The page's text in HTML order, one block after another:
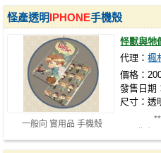
一般向 實用品 手機殼
怪產透明IPHONE手機殼
怪獸與牠
代理：楓
價格：
發售日期
尺寸：透
**商品